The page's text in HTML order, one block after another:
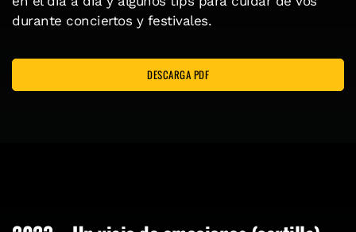
durante conciertos y festivales.
DESCARGA PDF